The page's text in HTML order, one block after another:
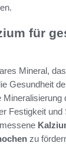
für
Mineral,
Gesundheit
Festigkeit und
zu